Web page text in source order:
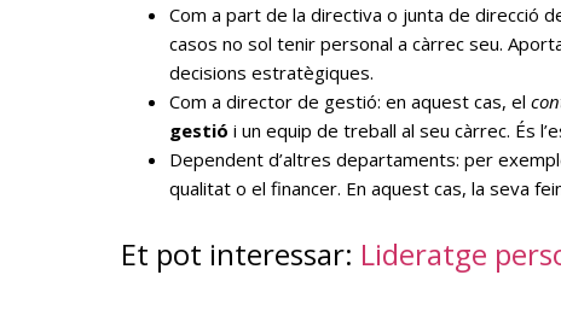
Com a part de la directiva o junta de direcció
casos no sol tenir personal a càrrec seu.
decisions estratègiques.
Com a director de gestió: en aquest cas, el
gestió i un equip de treball al seu càrrec. És
Dependent d’altres departaments: per
qualitat o el financer. En aquest cas, la seva
Et pot interessar: Lideratge